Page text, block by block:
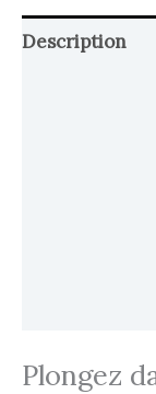
Description
Plongez